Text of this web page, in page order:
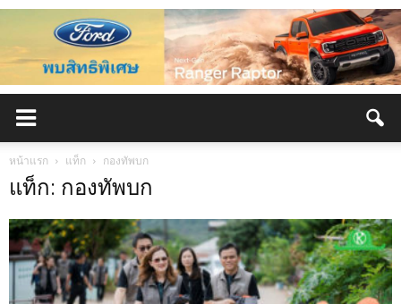
หน้าแรก แท็ก กองทัพบก
แท็ก: กองทัพบก